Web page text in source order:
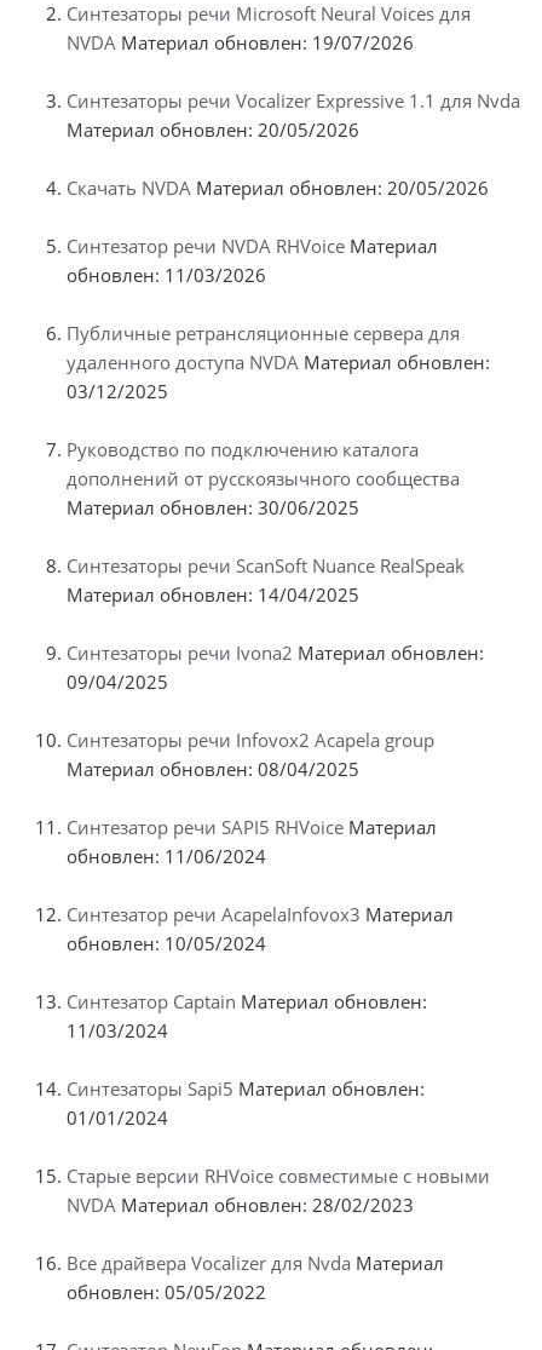
Синтезаторы речи Microsoft Neural Voices для
NVDA Материал обновлен: 19/07/2026
Синтезаторы речи Vocalizer Expressive 1.1 для Nvda
Материал обновлен: 20/05/2026
Скачать NVDA Материал обновлен: 20/05/2026
Синтезатор речи NVDA RHVoice Материал
обновлен: 11/03/2026
Публичные ретрансляционные сервера для
удаленного доступа NVDA Материал обновлен:
03/12/2025
Руководство по подключению каталога
дополнений от русскоязычного сообщества
Материал обновлен: 30/06/2025
Синтезаторы речи ScanSoft Nuance RealSpeak
Материал обновлен: 14/04/2025
Синтезаторы речи Ivona2 Материал обновлен:
09/04/2025
Синтезаторы речи Infovox2 Acapela group
Материал обновлен: 08/04/2025
Синтезатор речи SAPI5 RHVoice Материал
обновлен: 11/06/2024
Синтезатор речи AcapelaInfovox3 Материал
обновлен: 10/05/2024
Синтезатор Captain Материал обновлен:
11/03/2024
Синтезаторы Sapi5 Материал обновлен:
01/01/2024
Старые версии RHVoice совместимые с новыми
NVDA Материал обновлен: 28/02/2023
Все драйвера Vocalizer для Nvda Материал
обновлен: 05/05/2022